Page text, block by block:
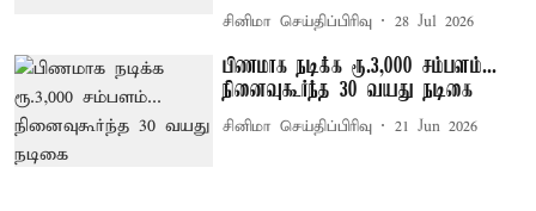
சினிமா செய்திப்பிரிவு 28 Jul 2026
பிணமாக நடிக்க ரூ.3,000 சம்பளம்...
நினைவுகூர்ந்த 30 வயது நடிகை
சினிமா செய்திப்பிரிவு 21 Jun 2026